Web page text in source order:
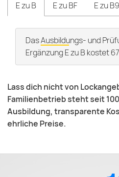
E zu B E zu BF E zu
DasAusbildungs- und
Ergänzung E zu B kostet
Lass dich nicht von
Familienbetrieb steht seit
Ausbildung, transparente
ehrliche Preise.